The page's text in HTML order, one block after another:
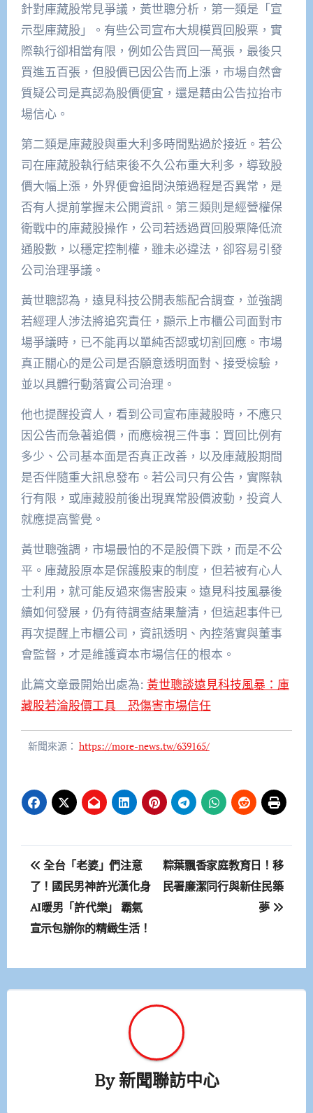
針對庫藏股常見爭議，黃世聰分析，第一類是「宣
示型庫藏股」。有些公司宣布大規模買回股票，實
際執行卻相當有限，例如公告買回一萬張，最後只
買進五百張，但股價已因公告而上漲，市場自然會
質疑公司是真認為股價便宜，還是藉由公告拉抬市
場信心。
第二類是庫藏股與重大利多時間點過於接近。若公
司在庫藏股執行結束後不久公布重大利多，導致股
價大幅上漲，外界便會追問決策過程是否異常，是
否有人提前掌握未公開資訊。第三類則是經營權保
衛戰中的庫藏股操作，公司若透過買回股票降低流
通股數，以穩定控制權，雖未必違法，卻容易引發
公司治理爭議。
黃世聰認為，遠見科技公開表態配合調查，並強調
若經理人涉法將追究責任，顯示上市櫃公司面對市
場爭議時，已不能再以單純否認或切割回應。市場
真正關心的是公司是否願意透明面對、接受檢驗，
並以具體行動落實公司治理。
他也提醒投資人，看到公司宣布庫藏股時，不應只
因公告而急著追價，而應檢視三件事：買回比例有
多少、公司基本面是否真正改善，以及庫藏股期間
是否伴隨重大訊息發布。若公司只有公告，實際執
行有限，或庫藏股前後出現異常股價波動，投資人
就應提高警覺。
黃世聰強調，市場最怕的不是股價下跌，而是不公
平。庫藏股原本是保護股東的制度，但若被有心人
士利用，就可能反過來傷害股東。遠見科技風暴後
續如何發展，仍有待調查結果釐清，但這起事件已
再次提醒上市櫃公司，資訊透明、內控落實與董事
會監督，才是維護資本市場信任的根本。
此篇文章最開始出處為: 黃世聰談遠見科技風暴：庫
藏股若淪股價工具 恐傷害市場信任
新聞來源： https://more-news.tw/639165/
文
章
導
全台「老婆」們注意
了！國民男神許光漢化身
AI暖男「許代樂」 霸氣
宣示包辦你的精緻生活！
粽葉飄香家庭教育日！移
民署廉潔同行與新住民築
夢
By新聞聯訪中心